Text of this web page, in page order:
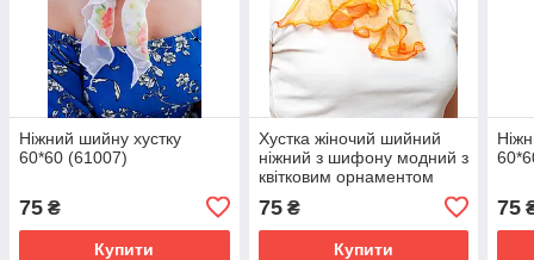
Ніжний шийну хустку
60*60 (61007)
75 ₴
Купити
Хустка жіночий шийний
ніжний з шифону модний з
квітковим орнаментом
75₴
Купити
75